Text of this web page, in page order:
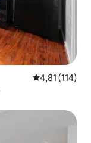
4,81 av 5 i
4,81 (114)